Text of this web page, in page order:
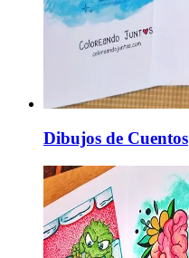
Dibujos de Cuentos